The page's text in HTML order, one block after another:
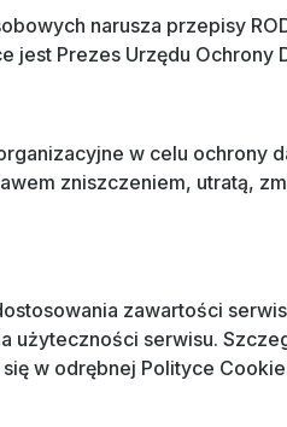
narusza przepisy
jest Prezes Urzędu Ochrony
w celu ochrony
zniszczeniem, utratą,
zawartości
użyteczności serwisu.
w odrębnej Polityce